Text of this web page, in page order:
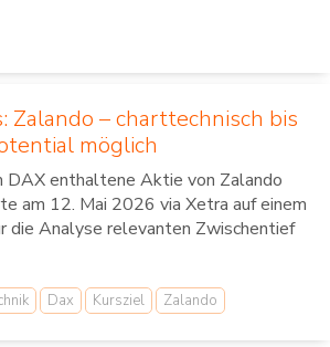
Zalando – charttechnisch bis
möglich
DAX enthaltene Aktie von Zalando
am 12. Mai 2026 via Xetra auf einem
die Analyse relevanten Zwischentief
Dax Kursziel Zalando